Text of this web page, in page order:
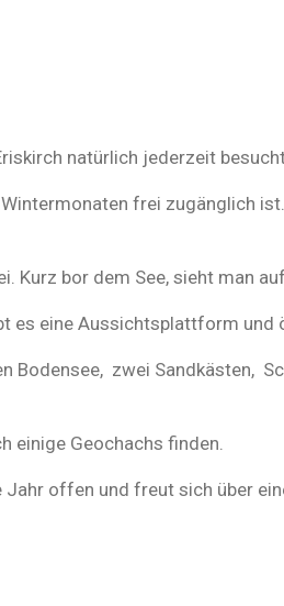
natürlich jederzeit
frei zugänglich
Kurz bor dem See, sieht man
es eine Aussichtsplattform und
Bodensee, zwei Sandkästen,
einige Geochachs finden.
offen und freut sich über